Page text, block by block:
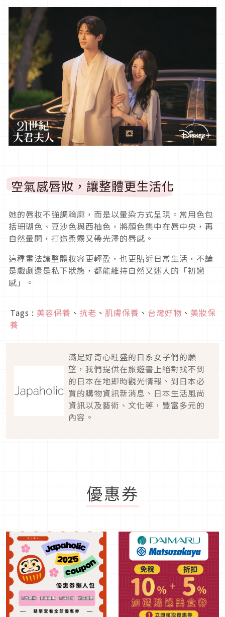
空氣感唇妝，讓整體更生活化
她的唇妝不強調輪廓，而是以暈染方式呈現。常用色包
括珊瑚色、豆沙色與西柚色，將顏色集中在唇中央，再
自然暈開，打造柔霧又帶光澤的唇感。
這種畫法讓整體妝容更輕盈，也更貼近日常生活，不論
是戲劇還是私下狀態，都能維持自然又迷人的「初戀
感」。
Tags : 美容保養 、 抗老 、 肌膚保養 、 台灣好物 、 美妝保
養
滿足好奇心旺盛的日系女子們的願
望，我們提供在旅遊書上絕對找不到
的日本在地即時觀光情報、到日本必
買的購物資訊新消息、日本生活風尚
資訊以及藝術、文化等，豐富多元的
內容。
優惠券